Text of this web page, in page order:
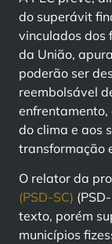
do superávit
vinculados dos
da União,
poderão ser
reembolsável
do clima e aos
transformação
O relator da
(PSD-SC)
texto, porém
municípios